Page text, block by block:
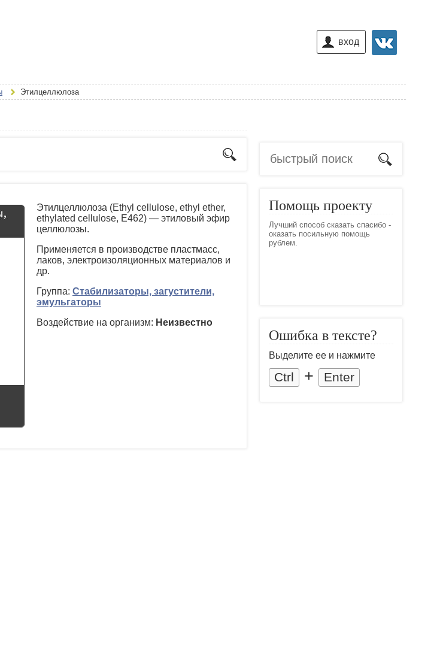
вход
Этилцеллюлоза
Этилцеллюлоза (Ethyl cellulose, ethyl ether,
ethylated cellulose, E462) — этиловый эфир
целлюлозы.
Применяется в производстве пластмасс,
лаков, электроизоляционных материалов и
др.
Группа: Стабилизаторы, загустители,
эмульгаторы
Воздействие на организм: Неизвестно
Помощь проекту
Лучший способ сказать спасибо -
оказать посильную помощь
рублем.
Ошибка в тексте?
Выделите ее и нажмите
Ctrl + Enter